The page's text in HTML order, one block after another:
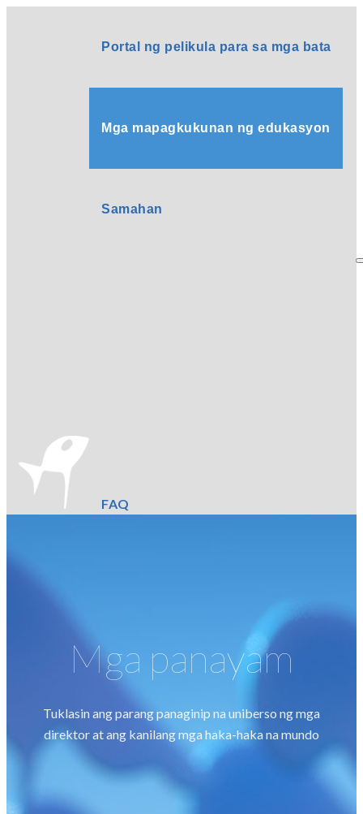
Portal ng pelikula para sa mga bata
Mga mapagkukunan ng edukasyon
Samahan
FAQ
Mga panayam
Tuklasin ang parang panaginip na uniberso ng mga
direktor at ang kanilang mga haka-haka na mundo